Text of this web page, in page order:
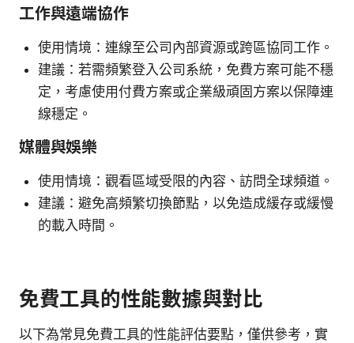
工作與遠端協作
使用情境：連線至公司內部資源或跨區協同工作。
建議：若需頻繁登入公司系統，免費方案可能不穩
定，考慮使用付費方案或企業級頑固方案以保障連
線穩定。
媒體與娛樂
使用情境：觀看區域受限的內容、訪問全球頻道。
建議：避免高頻繁切換節點，以免造成緩存或緩慢
的載入時間。
免費工具的性能數據與對比
以下為常見免費工具的性能評估要點，僅供參考，實